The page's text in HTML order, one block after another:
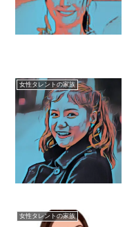
女性タレントの家族
女性タレントの家族